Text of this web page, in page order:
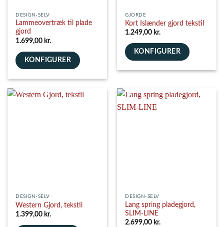
DESIGN-SELV
Lammeovertræk til plade
gjord
1.699,00 kr.
KONFIGURER
GJORDE
Kort Islænder gjord tekstil
1.249,00 kr.
KONFIGURER
DESIGN-SELV
Western Gjord, tekstil
1.399,00 kr.
DESIGN-SELV
Lang spring pladegjord,
SLIM-LINE
2.699,00 kr.